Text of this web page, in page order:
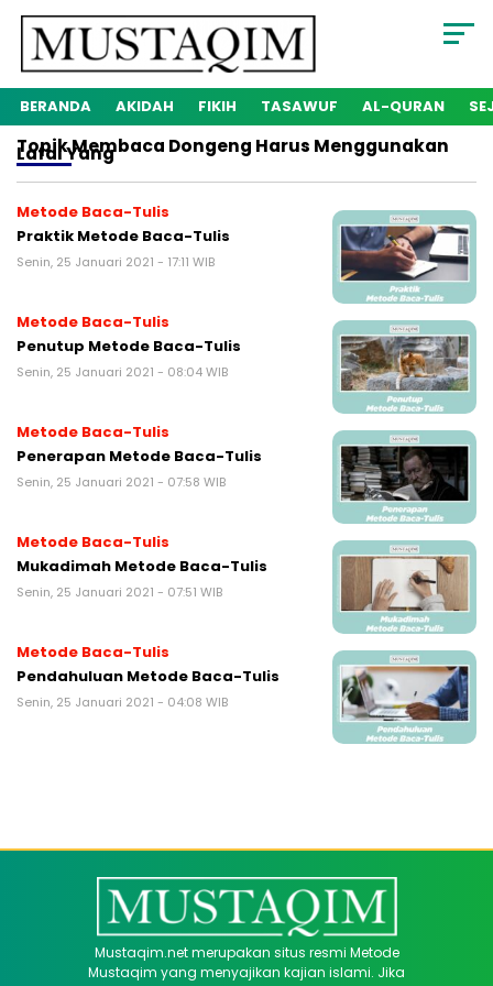
BERANDA AKIDAH FIKIH TASAWUF AL-QURAN
TopikMembaca Dongeng Harus Menggunakan
Lafal Yang
Metode Baca-Tulis
Praktik Metode Baca-Tulis
Senin, 25 Januari 2021 - 17:11 WIB
Metode Baca-Tulis
Penutup Metode Baca-Tulis
Senin, 25 Januari 2021 - 08:04 WIB
Metode Baca-Tulis
Penerapan Metode Baca-Tulis
Senin, 25 Januari 2021 - 07:58 WIB
Metode Baca-Tulis
Mukadimah Metode Baca-Tulis
Senin, 25 Januari 2021 - 07:51 WIB
Metode Baca-Tulis
Pendahuluan Metode Baca-Tulis
Senin, 25 Januari 2021 - 04:08 WIB
Mustaqim.net merupakan situs resmi Metode
Mustaqim yang menyajikan kajian islami. Jika